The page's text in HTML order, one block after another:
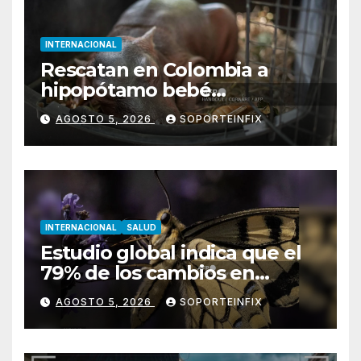
INTERNACIONAL
Rescatan en Colombia a
hipopótamo bebé
desnutrido, descendiente de
la colonia de Pablo Escobar
AGOSTO 5, 2026 SOPORTEINFIX
INTERNACIONAL SALUD
Estudio global indica que el
79% de los cambios en
hábitat de mariposas se
asocian al calentamiento
global
AGOSTO 5, 2026 SOPORTEINFIX